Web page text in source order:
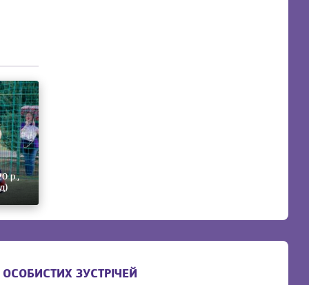
р.,
ЗУСТРІЧЕЙ